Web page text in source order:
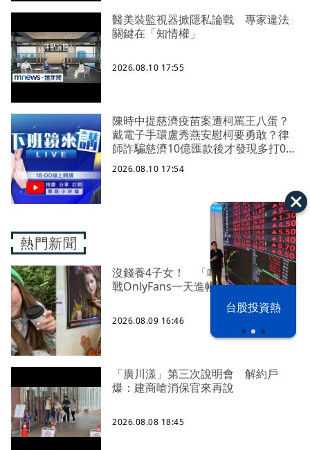
台股投資熱
醫美裝監視器掀隱私論戰 專家違法
關鍵在「知情權」
2026.08.10 17:55
陳時中提慈濟疫苗案遭柯罵王八蛋？
戴電子手環盧秀燕安慰柯要勇敢？律
師詐騙慈濟10億匯款後才發現多打0
四叉貓嘆羨慕！暗網買千萬個資嗆網
友 四叉貓號召受害者告爆「黑夜奇
2026.08.10 17:54
熱門新聞
沒錢養4子女！ 「哈利波特」女星轉
戰OnlyFans一天進帳65萬
2026.08.09 16:46
「廣川漾」第三次說明會 解約戶
爆：建商嗆消保官來再說
2026.08.08 18:45